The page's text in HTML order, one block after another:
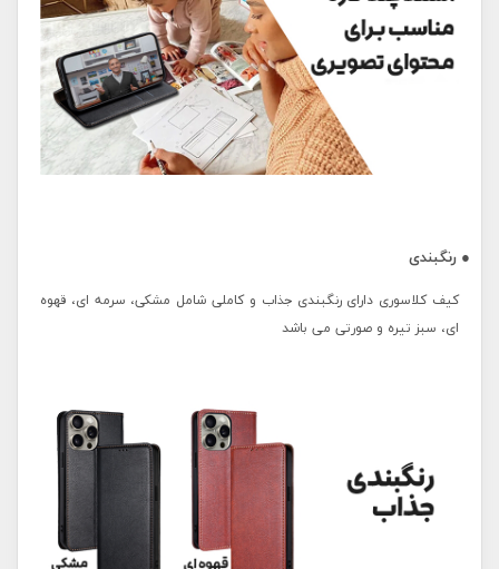
● رنگبندی
کیف کلاسوری دارای رنگبندی جذاب و کاملی شامل مشکی، سرمه ای، قهوه
ای، سبز تیره و صورتی می باشد